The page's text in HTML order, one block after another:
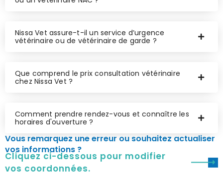
Nissa Vet assure-t-il un service d’urgence
vétérinaire ou de vétérinaire de garde ?
Que comprend le prix consultation vétérinaire
chez Nissa Vet ?
Comment prendre rendez-vous et connaître les
horaires d'ouverture ?
Vous remarquez une erreur ou souhaitez actualiser
vos informations ?
Cliquez ci-dessous pour modifier
vos coordonnées.